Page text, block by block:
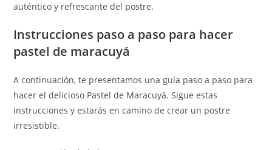
auténtico y refrescante del postre.
Instrucciones paso a paso para hacer
pastel de maracuyá
A continuación, te presentamos una guía paso a paso para
hacer el delicioso Pastel de Maracuyá. Sigue estas
instrucciones y estarás en camino de crear un postre
irresistible.